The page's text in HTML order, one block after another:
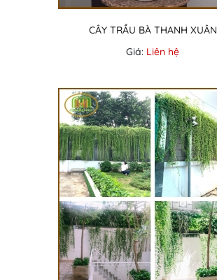
CÂY TRẦU BÀ THANH XUÂN
Giá: Liên hệ